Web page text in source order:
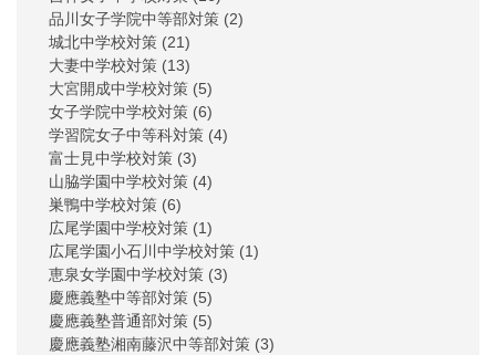
品川女子学院中等部対策 (2)
城北中学校対策 (21)
大妻中学校対策 (13)
大宮開成中学校対策 (5)
女子学院中学校対策 (6)
学習院女子中等科対策 (4)
富士見中学校対策 (3)
山脇学園中学校対策 (4)
巣鴨中学校対策 (6)
広尾学園中学校対策 (1)
広尾学園小石川中学校対策 (1)
恵泉女学園中学校対策 (3)
慶應義塾中等部対策 (5)
慶應義塾普通部対策 (5)
慶應義塾湘南藤沢中等部対策 (3)